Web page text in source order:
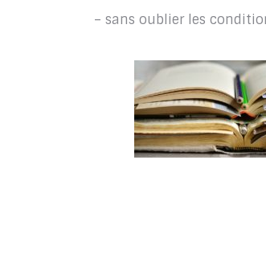
– sans oublier les